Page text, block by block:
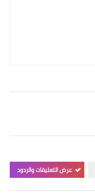
عرض التعليقات والردود